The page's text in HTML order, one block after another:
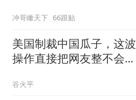
冲哥瞰天下 66跟贴
美国制裁中国瓜子，这波
操作直接把网友整不会了
谷火平